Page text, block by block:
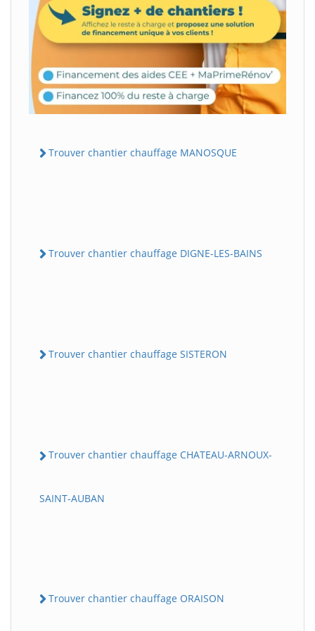
Trouver chantier chauffage MANOSQUE
Trouver chantier chauffage DIGNE-LES-BAINS
Trouver chantier chauffage SISTERON
Trouver chantier chauffage CHATEAU-ARNOUX-
SAINT-AUBAN
Trouver chantier chauffage ORAISON